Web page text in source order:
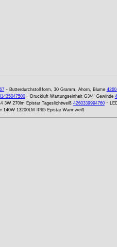
- Butterdurchstoßform, 30 Gramm, Ahorn, Blume
- Druckluft Wartungseinheit G3/4' Gewinde
3W 270lm Epistar Tageslichtweiß 4260339994760-
140W 13200LM IP65 Epistar Warmweiß